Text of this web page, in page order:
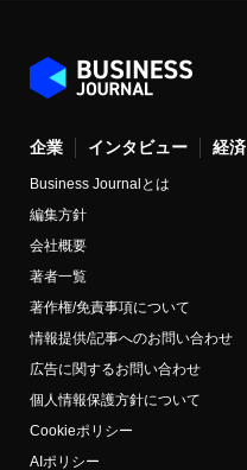
企業 インタビュー 経済
Business Journalとは
編集方針
会社概要
著者一覧
著作権/免責事項について
情報提供/記事へのお問い合わせ
広告に関するお問い合わせ
個人情報保護方針について
Cookieポリシー
AIポリシー